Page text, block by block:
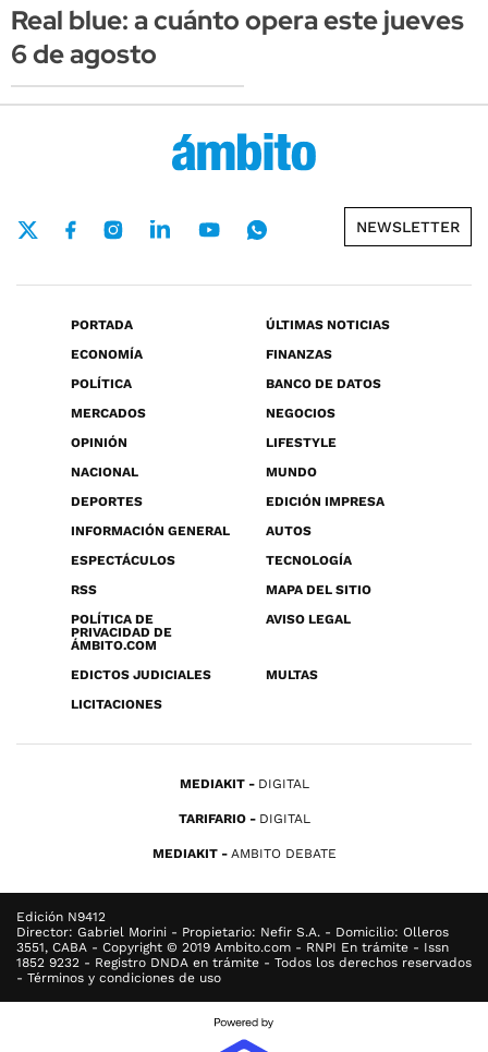
Real blue: a cuánto opera este jueves
6 de agosto
NEWSLETTER
PORTADA
ÚLTIMAS NOTICIAS
ECONOMÍA
FINANZAS
POLÍTICA
BANCO DE DATOS
MERCADOS
NEGOCIOS
OPINIÓN
LIFESTYLE
NACIONAL
MUNDO
DEPORTES
EDICIÓN IMPRESA
INFORMACIÓN GENERAL
AUTOS
ESPECTÁCULOS
TECNOLOGÍA
RSS
MAPA DEL SITIO
POLÍTICA DE
PRIVACIDAD DE
ÁMBITO.COM
AVISO LEGAL
EDICTOS JUDICIALES
MULTAS
LICITACIONES
MEDIAKIT DIGITAL
TARIFARIO DIGITAL
MEDIAKIT AMBITO DEBATE
Edición N9412
Director: Gabriel Morini - Propietario: Nefir S.A. - Domicilio: Olleros
3551, CABA - Copyright © 2019 Ambito.com - RNPI En trámite - Issn
1852 9232 - Registro DNDA en trámite - Todos los derechos reservados
- Términos y condiciones de uso